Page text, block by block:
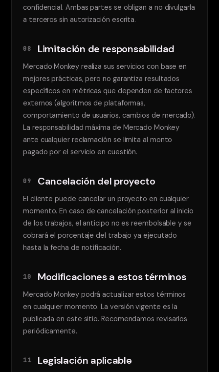
confidencial. Ambas partes se obligan a no divulgarla
a terceros sin autorización escrita.
08 Limitación de responsabilidad
Mercado Monkey realiza sus servicios con base en
mejores prácticas, pero no garantiza resultados
específicos en métricas que dependen de factores
externos (algoritmos de plataformas,
comportamiento de usuarios, cambios de mercado).
La responsabilidad máxima de Mercado Monkey
ante cualquier reclamación se limita al monto
pagado por el servicio en cuestión.
09 Cancelación del proyecto
El cliente puede cancelar un proyecto en cualquier
momento. En caso de cancelación posterior al inicio
de los trabajos, el anticipo no es reembolsable y se
cobrará el porcentaje del trabajo ya ejecutado
hasta la fecha de notificación.
10 Modificaciones a estos términos
Mercado Monkey podrá actualizar estos términos
en cualquier momento. La versión vigente es la
publicada en este sitio. Recomendamos revisarlos
periódicamente.
11 Legislación aplicable